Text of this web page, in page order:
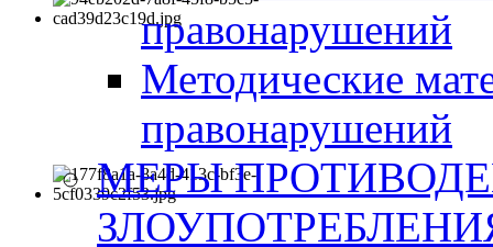
правонарушений
Методические
правонарушений
МЕРЫ